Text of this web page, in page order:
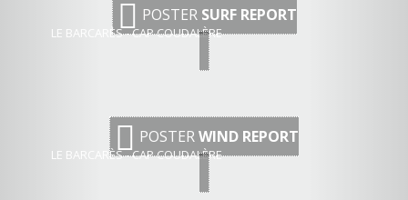
POSTER SURF REPORT
LE BARCARÈS - CAP COUDALÈRE
POSTERWIND REPORT
LE BARCARÈS - CAP COUDALÈRE